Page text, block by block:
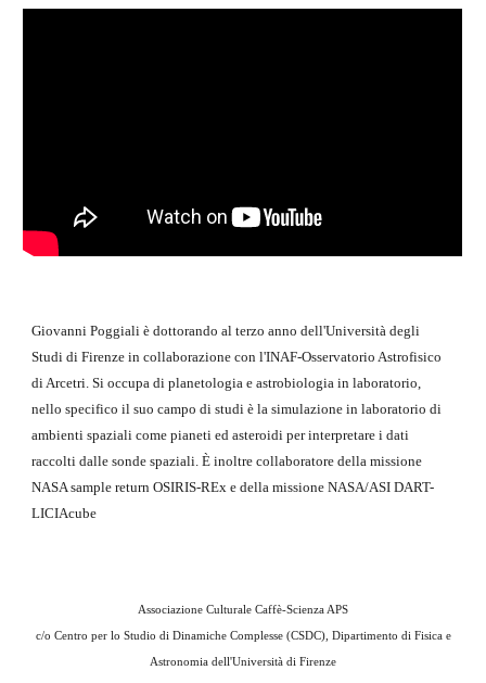
Giovanni Poggiali è dottorando al terzo anno dell'Università degli
Studi di Firenze in collaborazione con l'INAF-Osservatorio Astrofisico
di Arcetri. Si occupa di planetologia e astrobiologia in laboratorio,
nello specifico il suo campo di studi è la simulazione in laboratorio di
ambienti spaziali come pianeti ed asteroidi per interpretare i dati
raccolti dalle sonde spaziali. È inoltre collaboratore della missione
NASA sample return OSIRIS-REx e della missione NASA/ASI DART-
LICIAcube
Associazione Culturale Caffè-Scienza APS
c/o Centro per lo Studio di Dinamiche Complesse (CSDC), Dipartimento di Fisica e
Astronomia dell'Università di Firenze